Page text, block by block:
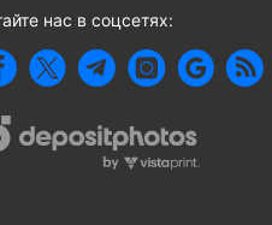
нас в соцсетях: